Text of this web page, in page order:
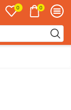
0 0